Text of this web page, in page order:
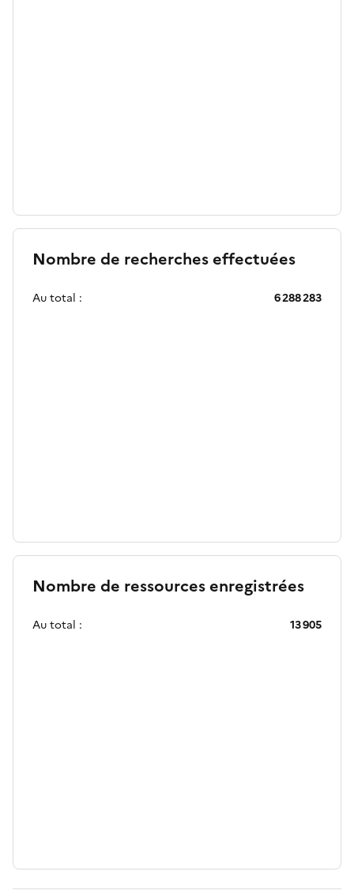
Nombre de recherches effectuées
Au total : 6 288 283
Nombre de ressources enregistrées
Au total : 13 905